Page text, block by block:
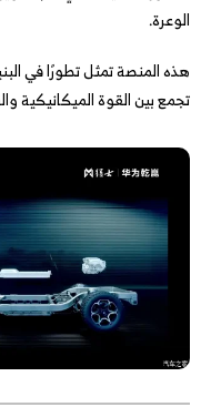
الوعرة.
هذه المنصة تمثل تطورًا في
تجمع بين القوة الميكانيكية